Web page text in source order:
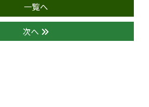
一覧へ
次へ